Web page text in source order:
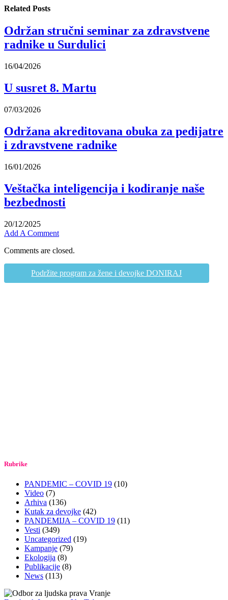
Related Posts
Održan stručni seminar za zdravstvene
radnike u Surdulici
16/04/2026
U susret 8. Martu
07/03/2026
Održana akreditovana obuka za pedijatre
i zdravstvene radnike
16/01/2026
Veštačka inteligencija i kodiranje naše
bezbednosti
20/12/2025
Add A Comment
Comments are closed.
Podržite program za žene i devojke DONIRAJ
Rubrike
PANDEMIC – COVID 19 (10)
Video (7)
Arhiva (136)
Kutak za devojke (42)
PANDEMIJA – COVID 19 (11)
Vesti (349)
Uncategorized (19)
Kampanje (79)
Ekologija (8)
Publikacije (8)
News (113)